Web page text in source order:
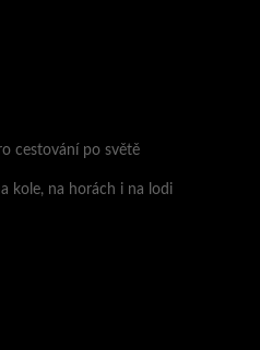
cestování po světě
kole, na horách i na lodi